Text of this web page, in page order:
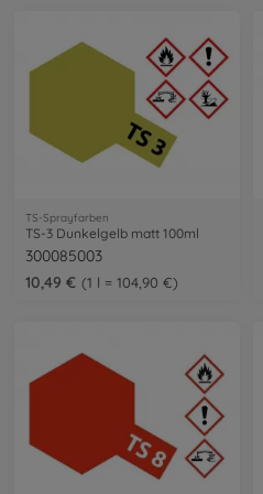
TS-Sprayfarben
TS-3 Dunkelgelb matt 100ml
300085003
10,49 €
1 l = 104,90 €